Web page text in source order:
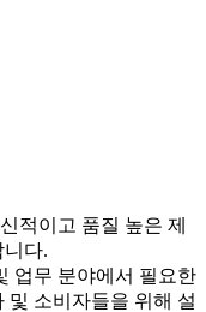
적이고 품질 높은 제
다.
업무 분야에서 필요한
및 소비자들을 위해 설